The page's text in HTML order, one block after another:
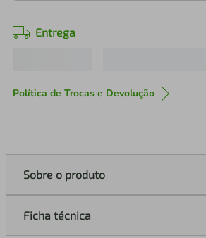
Entrega
Política de Trocas e Devolução
Sobre o produto
Ficha técnica